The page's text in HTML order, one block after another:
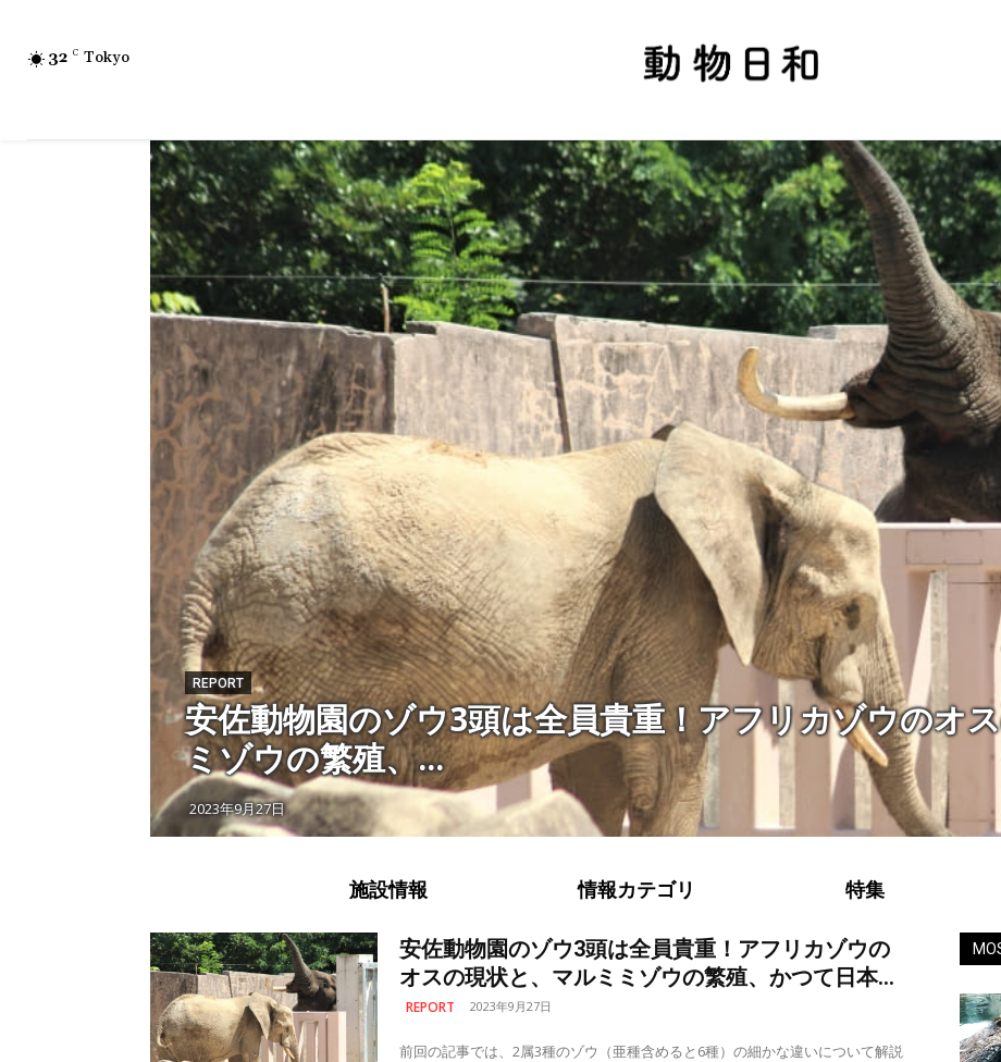
32 C Tokyo
REPORT
安佐動物園のゾウ3頭は全員貴重！アフリカゾウのオ
ミゾウの繁殖、...
2023年9月27日
施設情報 情報カテゴリ 特集
安佐動物園のゾウ3頭は全員貴重！アフリカゾウの
オスの現状と、マルミミゾウの繁殖、かつて日本...
REPORT 2023年9月27日
前回の記事では、2属3種のゾウ（亜種含めると6種）の細かな違いについて解説